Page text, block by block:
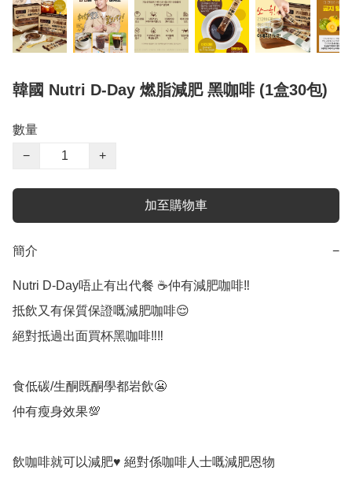
韓國 Nutri D-Day 燃脂減肥 黑咖啡 (1盒30包)
數量
−
+
加至購物車
簡介 −
Nutri D-Day唔止有出代餐 ☕仲有減肥咖啡‼️
抵飲又有保質保證嘅減肥咖啡😌
絕對抵過出面買杯黑咖啡‼️‼️
食低碳/生酮既酮學都岩飲😬
仲有瘦身效果💯
飲咖啡就可以減肥♥️ 絕對係咖啡人士嘅減肥恩物